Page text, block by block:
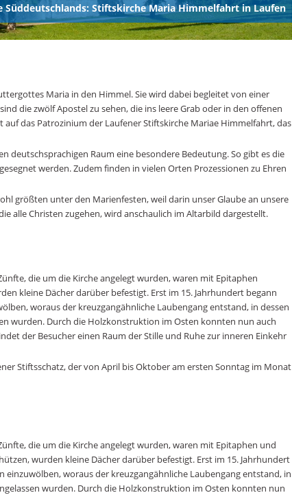
Süddeutschlands: Stiftskirche Maria Himmelfahrt in Laufen
Maria in den Himmel. Sie wird dabei begleitet von einer
die zwölf Apostel zu sehen, die ins leere Grab oder in den offenen
das Patrozinium der Laufener Stiftskirche Mariae Himmelfahrt, das
deutschsprachigen Raum eine besondere Bedeutung. So gibt es die
werden. Zudem finden in vielen Orten Prozessionen zu Ehren
größten unter den Marienfesten, weil darin unser Glaube an unsere
alle Christen zugehen, wird anschaulich im Altarbild dargestellt.
die um die Kirche angelegt wurden, waren mit Epitaphen
kleine Dächer darüber befestigt. Erst im 15. Jahrhundert begann
woraus der kreuzgangähnliche Laubengang entstand, in dessen
wurden. Durch die Holzkonstruktion im Osten konnten nun auch
der Besucher einen Raum der Stille und Ruhe zur inneren Einkehr
Stiftsschatz, der von April bis Oktober am ersten Sonntag im Monat
die um die Kirche angelegt wurden, waren mit Epitaphen und
wurden kleine Dächer darüber befestigt. Erst im 15. Jahrhundert
woraus der kreuzgangähnliche Laubengang entstand, in
wurden. Durch die Holzkonstruktion im Osten konnten nun